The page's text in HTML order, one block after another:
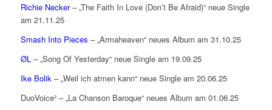
Richie Necker– „The Faith In Love (Don’t Be Afraid)“ neue Single
am 21.11.25
Smash Into Pieces – „Armaheaven“ neues Album am 31.10.25
ØL – „Song Of Yesterday“ neue Single am 19.09.25
Ike Bolik – „Weil ich atmen kann“ neue Single am 20.06.25
DuoVoice² – „La Chanson Baroque“ neues Album am 01.06.25